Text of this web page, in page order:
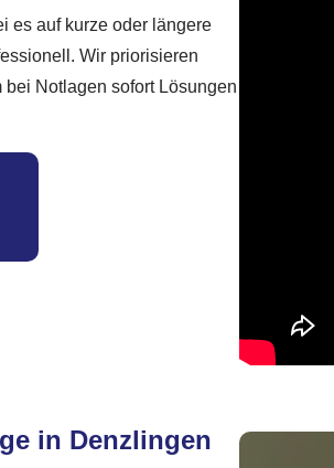
es auf kurze oder längere
Wir priorisieren
Notlagen sofort Lösungen
in Denzlingen